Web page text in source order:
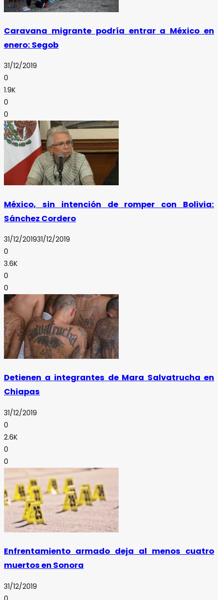
Caravana migrante podría entrar a México en
enero: Segob
31/12/2019
0
1.9K
0
0
México, sin intención de romper con Bolivia:
Sánchez Cordero
31/12/201931/12/2019
0
3.6K
0
0
Detienen a integrantes de Mara Salvatrucha en
Chiapas
31/12/2019
0
2.6K
0
0
Enfrentamiento armado deja al menos cuatro
muertos en Sonora
31/12/2019